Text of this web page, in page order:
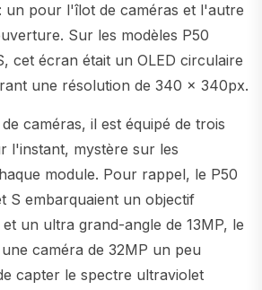
un pour l'îlot de caméras et l'autre
Sur les modèles P50
cet écran était un OLED circulaire
une résolution de 340 x 340px.
caméras, il est équipé de trois
l'instant, mystère sur les
module. Pour rappel, le P50
S embarquaient un objectif
un ultra grand-angle de 13MP, le
caméra de 32MP un peu
capter le spectre ultraviolet